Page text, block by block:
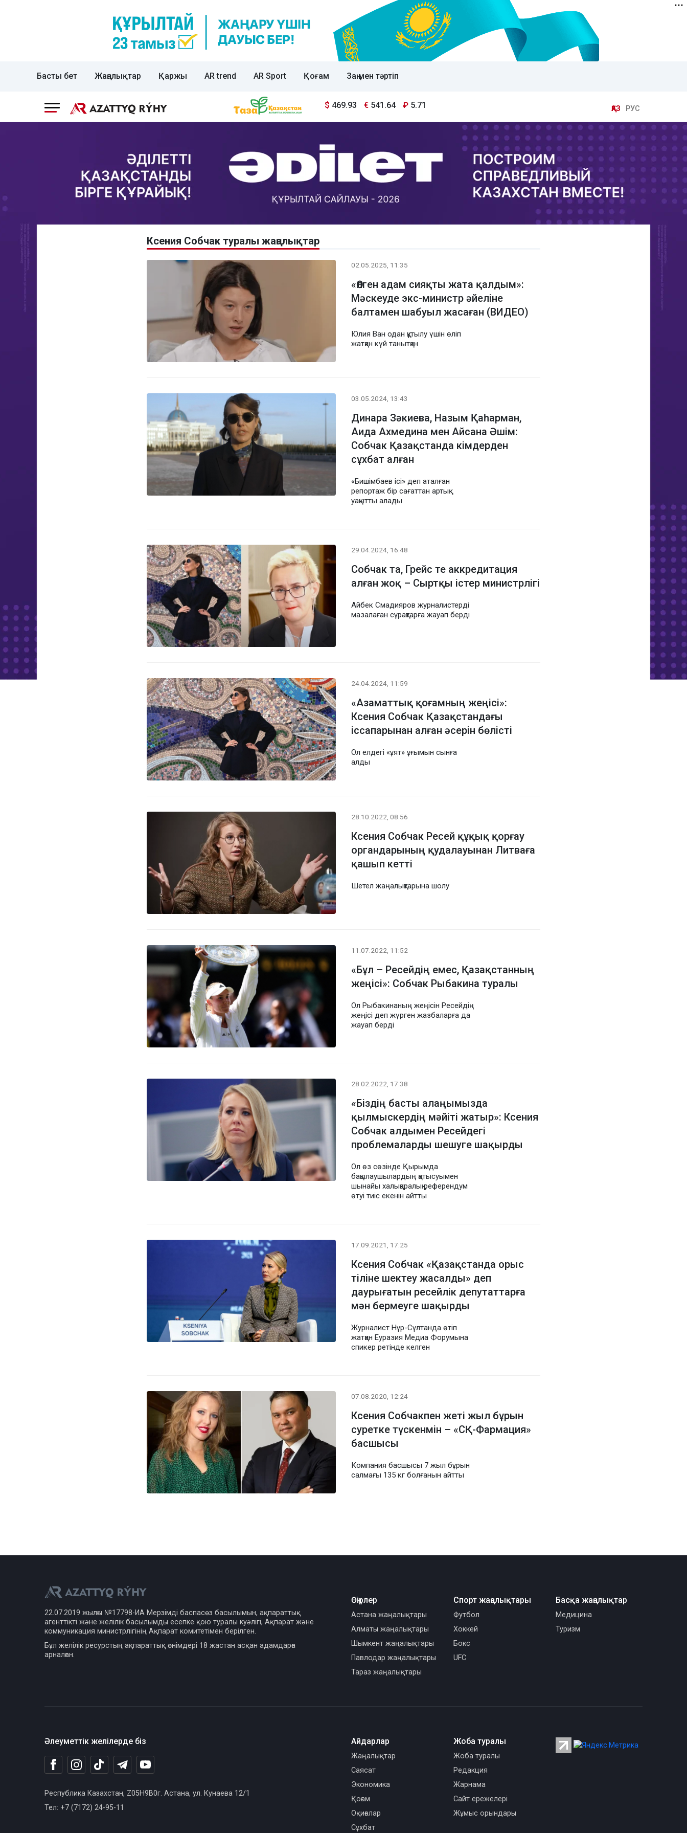
Басты бет Жаңалықтар Қаржы AR trend AR Sport Қоғам Заң мен тәртіп
$ 469.93 € 541.64 ₽ 5.71 ҚАЗ РУС
Ксения Собчак туралы жаңалықтар
02.05.2025, 11:35
«Өлген адам сияқты жата қалдым»:
Мәскеуде экс-министр әйеліне
балтамен шабуыл жасаған (ВИДЕО)
Юлия Ван одан құтылу үшін өліп
жатқан күй танытқан
03.05.2024, 13:43
Динара Зәкиева, Назым Қаһарман,
Аида Ахмедина мен Айсана Әшім:
Собчак Қазақстанда кімдерден
сұхбат алған
«Бишімбаев ісі» деп аталған
репортаж бір сағаттан артық
уақытты алады
29.04.2024, 16:48
Собчак та, Грейс те аккредитация
алған жоқ – Сыртқы істер министрлігі
Айбек Смадияров журналистерді
мазалаған сұрақтарға жауап берді
24.04.2024, 11:59
«Азаматтық қоғамның жеңісі»:
Ксения Собчак Қазақстандағы
іссапарынан алған әсерін бөлісті
Ол елдегі «ұят» ұғымын сынға
алды
28.10.2022, 08:56
Ксения Собчак Ресей құқық қорғау
органдарының қудалауынан Литваға
қашып кетті
Шетел жаңалықтарына шолу
11.07.2022, 11:52
«Бұл – Ресейдің емес, Қазақстанның
жеңісі»: Собчак Рыбакина туралы
Ол Рыбакинаның жеңісін Ресейдің
жеңісі деп жүрген жазбаларға да
жауап берді
28.02.2022, 17:38
«Біздің басты алаңымызда
қылмыскердің мәйіті жатыр»: Ксения
Собчак алдымен Ресейдегі
проблемаларды шешуге шақырды
Ол өз сөзінде Қырымда
бақылаушылардың қатысуымен
шынайы халықаралық референдум
өтуі тиіс екенін айтты
17.09.2021, 17:25
Ксения Собчак «Қазақстанда орыс
тіліне шектеу жасалды» деп
даурығатын ресейлік депутаттарға
мән бермеуге шақырды
Журналист Нұр-Сұлтанда өтіп
жатқан Еуразия Медиа Форумына
спикер ретінде келген
07.08.2020, 12:24
Ксения Собчакпен жеті жыл бұрын
суретке түскенмін – «СҚ-Фармация»
басшысы
Компания басшысы 7 жыл бұрын
салмағы 135 кг болғанын айтты
22.07.2019 жылғы №17798-ИА Мерзімді баспасөз басылымын, ақпараттық
агенттікті және желілік басылымды есепке қою туралы куәлігі, Ақпарат және
коммуникация министрлігінің Ақпарат комитетімен берілген.
Бұл желілік ресурстың ақпараттық өнімдері 18 жастан асқан адамдарға
арналған.
Өңірлер
Астана жаңалықтары
Алматы жаңалықтары
Шымкент жаңалықтары
Павлодар жаңалықтары
Тараз жаңалықтары
Спорт жаңалықтары
Футбол
Хоккей
Бокс
UFC
Басқа жаңалықтар
Медицина
Туризм
Әлеуметтік желілерде біз
Республика Казахстан, Z05H9B0г. Астана, ул. Кунаева 12/1
Тел: +7 (7172) 24-95-11
Айдарлар
Жаңалықтар
Саясат
Экономика
Қоғам
Оқиғалар
Сұхбат
Жоба туралы
Жоба туралы
Редакция
Жарнама
Сайт ережелері
Жұмыс орындары